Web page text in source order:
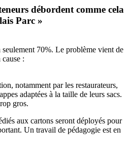
débordent comme cela
Parc »
seulement 70%. Le problème vient de
cause :
notamment par les restaurateurs,
adaptées à la taille de leurs sacs.
gros.
aux cartons seront déployés pour
Un travail de pédagogie est en